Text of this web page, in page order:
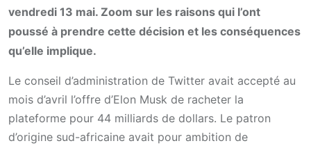
vendredi 13 mai. Zoom sur les raisons qui l’ont
poussé à prendre cette décision et les conséquences
qu’elle implique.
Le conseil d’administration de Twitter avait accepté au
mois d’avril l’offre d’Elon Musk de racheter la
plateforme pour 44 milliards de dollars. Le patron
d’origine sud-africaine avait pour ambition de